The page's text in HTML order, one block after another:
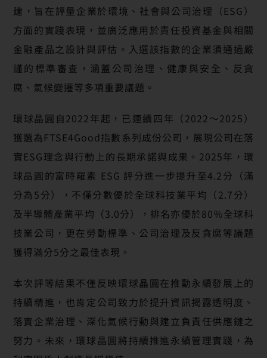
建，旨在評量企業於環境、社會與公司治理（ESG）
方面的實踐表現，並廣泛應用於責任投資基金與相關
金融產品之設計與評估。入選該指數的企業須通過嚴
謹的標準審查，涵蓋公司治理、健康與安全、反貪
腐、氣候變遷等多項重要議題。
環球晶圓自2022年起，已連續四年（2022～2025）
獲選為FTSE4Good指數系列成份公司，展現公司在落
實ESG理念與行動上的長期承諾與成果。2025年，環
球晶圓的富時羅素 ESG 評分進一步提升至4.2分（滿
分為5分），不僅分數優於全球科技業平均（2.7分）
及半導體產業平均（3.0分），排名亦優於80％全球科
技業公司，更在勞動標準、公司治理及反貪腐等議題
獲得滿分5分之最佳表現。
本次評等結果不僅反映環球晶圓在推動永續發展上的
持續精進，也肯定公司致力於提升資訊揭露透明度、
落實企業治理、深化氣候行動與建立負責任供應鏈之
努力。未來，環球晶圓將持續推進永續管理實踐，為